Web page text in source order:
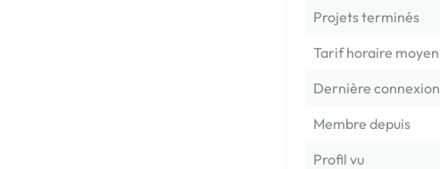
Projets terminés
Tarif horaire moyen
Dernière connexion
Membre depuis
Profil vu